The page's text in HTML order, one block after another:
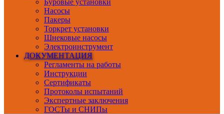
Буровые установки
Насосы
Пакеры
Торкрет установки
Шнековые насосы
Электроинструмент
ДОКУМЕНТАЦИЯ
Регламенты на работы
Инструкции
Сертификаты
Протоколы испытаний
Экспертные заключения
ГОСТы и СНИПы